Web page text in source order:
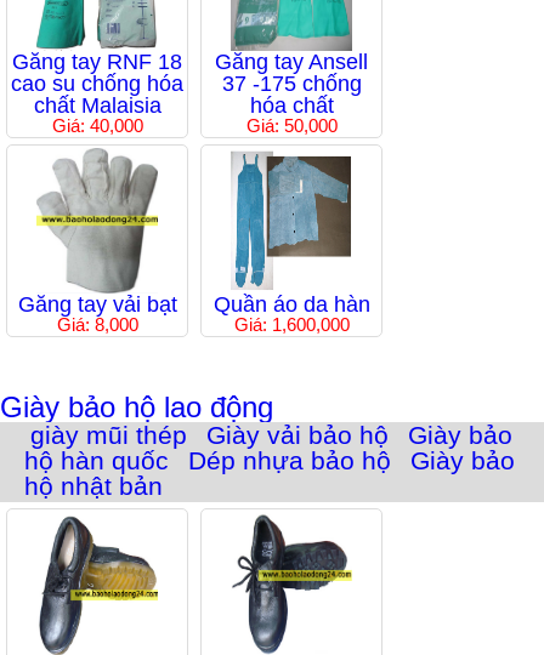
Găng tay RNF 18
cao su chống hóa
chất Malaisia
Giá: 40,000
Găng tay Ansell
37 -175 chống
hóa chất
Giá: 50,000
Găng tay vải bạt
Giá: 8,000
Quần áo da hàn
Giá: 1,600,000
Giày bảo hộ lao động
giày mũi thép Giày vải bảo hộ
Giày bảo
hộ hàn quốc
Dép nhựa bảo hộ
Giày bảo
hộ nhật bản